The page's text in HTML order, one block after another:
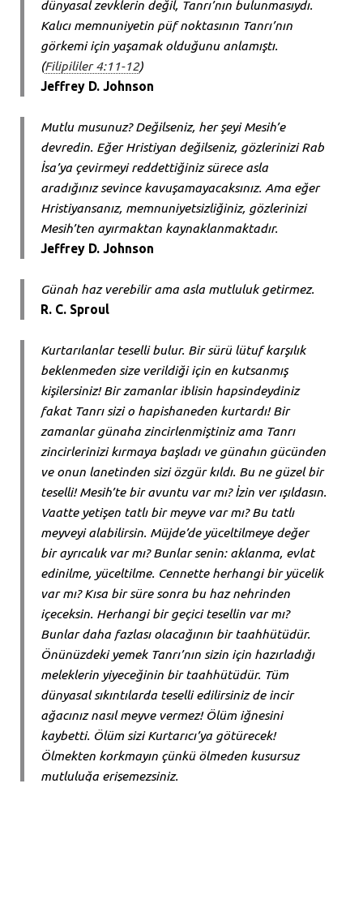
dünyasal zevklerin değil, Tanrı’nın bulunmasıydı.
Kalıcı memnuniyetin püf noktasının Tanrı’nın
görkemi için yaşamak olduğunu anlamıştı.
(Filipililer 4:11-12)
Jeffrey D. Johnson
Mutlu musunuz? Değilseniz, her şeyi Mesih’e
devredin. Eğer Hristiyan değilseniz, gözlerinizi Rab
İsa’ya çevirmeyi reddettiğiniz sürece asla
aradığınız sevince kavuşamayacaksınız. Ama eğer
Hristiyansanız, memnuniyetsizliğiniz, gözlerinizi
Mesih’ten ayırmaktan kaynaklanmaktadır.
Jeffrey D. Johnson
Günah haz verebilir ama asla mutluluk getirmez.
R. C. Sproul
Kurtarılanlar teselli bulur. Bir sürü lütuf karşılık
beklenmeden size verildiği için en kutsanmış
kişilersiniz! Bir zamanlar iblisin hapsindeydiniz
fakat Tanrı sizi o hapishaneden kurtardı! Bir
zamanlar günaha zincirlenmiştiniz ama Tanrı
zincirlerinizi kırmaya başladı ve günahın gücünden
ve onun lanetinden sizi özgür kıldı. Bu ne güzel bir
teselli! Mesih’te bir avuntu var mı? İzin ver ışıldasın.
Vaatte yetişen tatlı bir meyve var mı? Bu tatlı
meyveyi alabilirsin. Müjde’de yüceltilmeye değer
bir ayrıcalık var mı? Bunlar senin: aklanma, evlat
edinilme, yüceltilme. Cennette herhangi bir yücelik
var mı? Kısa bir süre sonra bu haz nehrinden
içeceksin. Herhangi bir geçici tesellin var mı?
Bunlar daha fazlası olacağının bir taahhütüdür.
Önünüzdeki yemek Tanrı’nın sizin için hazırladığı
meleklerin yiyeceğinin bir taahhütüdür. Tüm
dünyasal sıkıntılarda teselli edilirsiniz de incir
ağacınız nasıl meyve vermez! Ölüm iğnesini
kaybetti. Ölüm sizi Kurtarıcı’ya götürecek!
Ölmekten korkmayın çünkü ölmeden kusursuz
mutluluğa erişemezsiniz.